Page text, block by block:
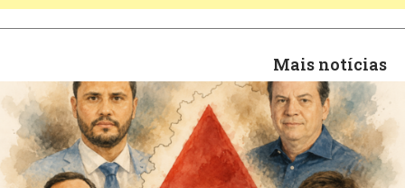
Mais notícias